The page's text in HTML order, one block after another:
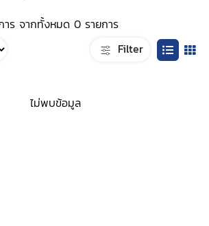
ร จากทั้งหมด 0 รายการ
Filter
ไม่พบข้อมูล